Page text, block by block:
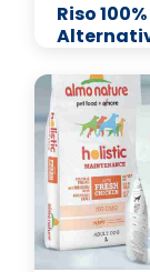
Riso